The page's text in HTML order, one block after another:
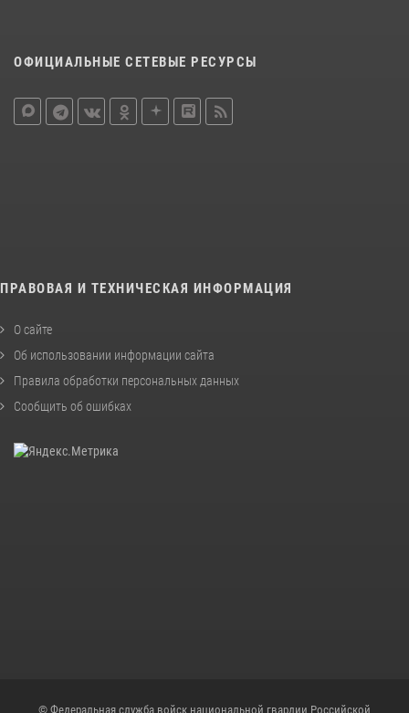
ОФИЦИАЛЬНЫЕ СЕТЕВЫЕ РЕСУРСЫ
ПРАВОВАЯ И ТЕХНИЧЕСКАЯ ИНФОРМАЦИЯ
О сайте
Об использовании информации сайта
Правила обработки персональных данных
Сообщить об ошибках
© Федеральная служба войск национальной гвардии Российской